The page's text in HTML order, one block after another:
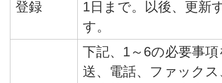
登録
1日まで。以後、更新
す。
下記、1～6の必要事
送、電話、ファック